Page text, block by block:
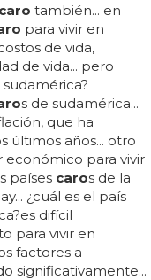
caro también... en
para vivir en
de vida,
de vida... pero
sudamérica?
s de sudamérica...
que ha
últimos años... otro
económico para vivir
países caros de la
¿cuál es el país
difícil
para vivir en
factores a
significativamente...